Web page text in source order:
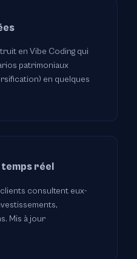
en Vibe Coding qui
patrimoniaux
en quelques
temps réel
consultent eux-
Mis à jour